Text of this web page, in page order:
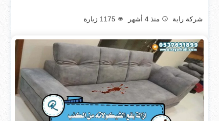
شركة راية منذ 4 أشهر 1175 زيارة